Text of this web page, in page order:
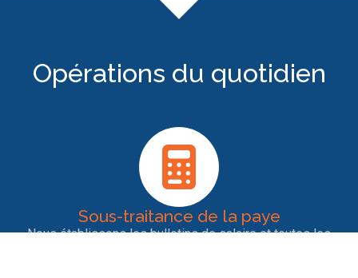
Opérations du quotidien
Sous-traitance de la paye
Nous établissons les bulletins de salaire et toutes les